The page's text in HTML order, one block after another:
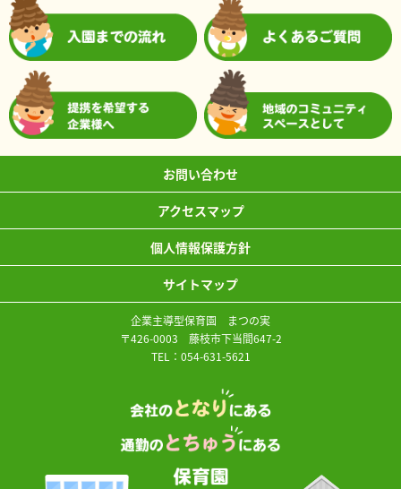
お問い合わせ
アクセスマップ
個人情報保護方針
サイトマップ
企業主導型保育園 まつの実
〒426-0003 藤枝市下当間647-2
TEL： 054-631-5621